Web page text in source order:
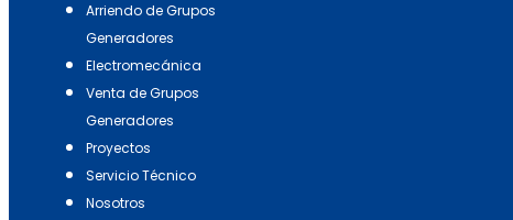
Arriendo de Grupos
Generadores
Electromecánica
Venta de Grupos
Generadores
Proyectos
Servicio Técnico
Nosotros